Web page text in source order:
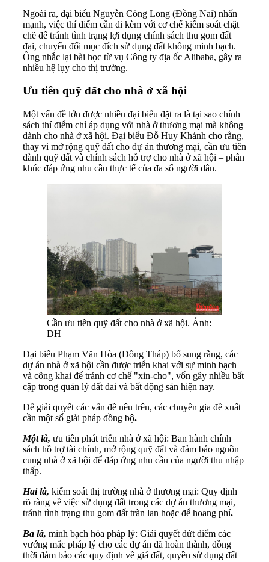
Ngoài ra, đại biểu Nguyễn Công Long (Đồng Nai) nhấn
mạnh, việc thí điểm cần đi kèm với cơ chế kiểm soát chặt
chẽ để tránh tình trạng lợi dụng chính sách thu gom đất
đai, chuyển đổi mục đích sử dụng đất không minh bạch.
Ông nhắc lại bài học từ vụ Công ty địa ốc Alibaba, gây ra
nhiều hệ lụy cho thị trường.
Ưu tiên quỹ đất cho nhà ở xã hội
Một vấn đề lớn được nhiều đại biểu đặt ra là tại sao chính
sách thí điểm chỉ áp dụng với nhà ở thương mại mà không
dành cho nhà ở xã hội. Đại biểu Đỗ Huy Khánh cho rằng,
thay vì mở rộng quỹ đất cho dự án thương mại, cần ưu tiên
dành quỹ đất và chính sách hỗ trợ cho nhà ở xã hội – phân
khúc đáp ứng nhu cầu thực tế của đa số người dân.
Cần ưu tiên quỹ đất cho nhà ở xã hội. Ảnh:
DH
Đại biểu Phạm Văn Hòa (Đồng Tháp) bổ sung rằng, các
dự án nhà ở xã hội cần được triển khai với sự minh bạch
và công khai để tránh cơ chế "xin-cho", vốn gây nhiều bất
cập trong quản lý đất đai và bất động sản hiện nay.
Để giải quyết các vấn đề nêu trên, các chuyên gia đề xuất
cần một số giải pháp đồng bộ.
Một là, ưu tiên phát triển nhà ở xã hội: Ban hành chính
sách hỗ trợ tài chính, mở rộng quỹ đất và đảm bảo nguồn
cung nhà ở xã hội để đáp ứng nhu cầu của người thu nhập
thấp.
Hai là, kiểm soát thị trường nhà ở thương mại: Quy định
rõ ràng về việc sử dụng đất trong các dự án thương mại,
tránh tình trạng thu gom đất tràn lan hoặc để hoang phí.
Ba là, minh bạch hóa pháp lý: Giải quyết dứt điểm các
vướng mắc pháp lý cho các dự án đã hoàn thành, đồng
thời đảm bảo các quy định về giá đất, quyền sử dụng đất